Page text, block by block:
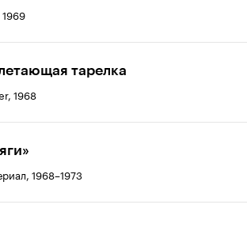
тарелка
1968
1968–1973